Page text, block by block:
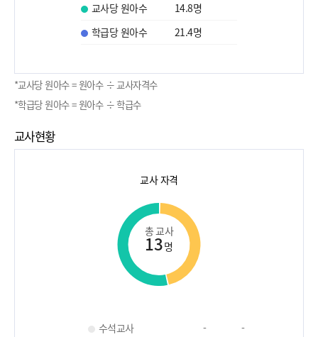
교사당 원아수 14.8명
학급당 원아수
21.4명
*교사당 원아수 = 원아수 ÷ 교사자격수
*학급당 원아수 = 원아수 ÷ 학급수
교사현황
교사 자격
총 교사
13명
수석교사 -
-